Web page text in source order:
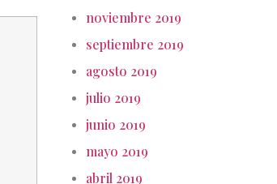
noviembre 2019
septiembre 2019
agosto 2019
julio 2019
junio 2019
mayo 2019
abril 2019